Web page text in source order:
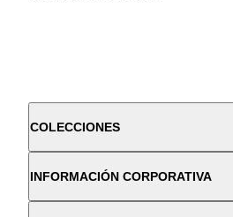
COLECCIONES
INFORMACIÓN CORPORATIVA